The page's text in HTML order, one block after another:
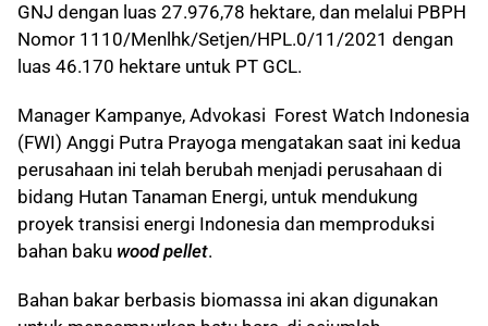
GNJ dengan luas 27.976,78 hektare, dan melalui PBPH
Nomor 1110/Menlhk/Setjen/HPL.0/11/2021 dengan
luas 46.170 hektare untuk PT GCL.
Manager Kampanye, Advokasi Forest Watch Indonesia
(FWI) Anggi Putra Prayoga mengatakan saat ini kedua
perusahaan ini telah berubah menjadi perusahaan di
bidang Hutan Tanaman Energi, untuk mendukung
proyek transisi energi Indonesia dan memproduksi
bahan baku wood pellet.
Bahan bakar berbasis biomassa ini akan digunakan